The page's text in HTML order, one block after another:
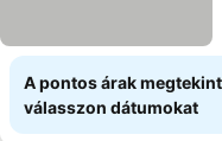
A pontos árak
válasszon dátumokat